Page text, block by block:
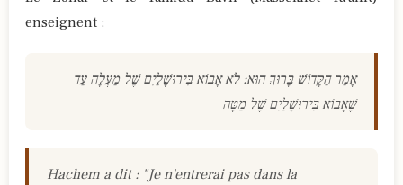
enseignent :
אָמַר הַקָּדוֹשׁ בָּרוּךְ הוּא: לֹא אָבוֹא בִּירוּשָׁלַיִם שֶׁל מַעְלָה עַד
שֶׁאָבוֹא בִּירוּשָׁלַיִם שֶׁל מַטָּה
Hachem a dit : "Je n'entrerai pas dans la